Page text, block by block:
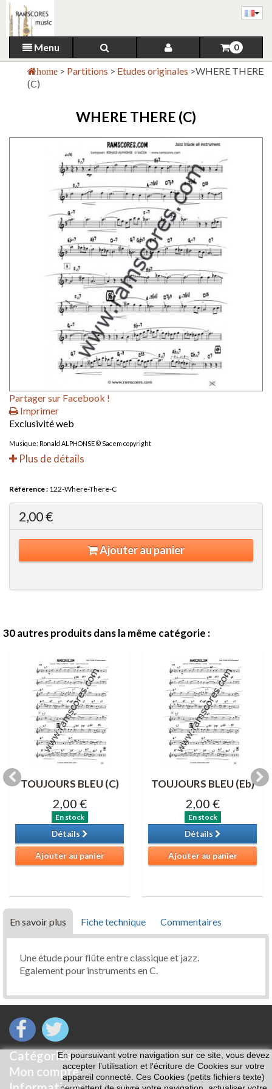
En poursuivant votre navigation sur ce site, vous devez
accepter l’utilisation et l'écriture de Cookies sur votre
appareil connecté. Ces Cookies (petits fichiers texte)
Menu 0
home > Partitions > Etudes originales >WHERE THERE
(C)
WHERE THERE (C)
Partager sur Facebook !
Imprimer
Exclusivité web
Musique: Ronald ALPHONSE © Sacem copyright
Plus de détails
Référence : 122-Where-There-C
2,00 €
Ajouter au panier
30 autres produits dans la même catégorie :
TOUJOURS BLEU (C)
2,00 €
En stock
Détails
Ajouter au panier
TOUJOURS BLEU (Eb)
2,00 €
En stock
Détails
Ajouter au panier
En savoir plus Fiche technique Commentaires
Une étude pour flûte entre classique et jazz.
Egalement pour instruments en C.
Catégories
Mon compte